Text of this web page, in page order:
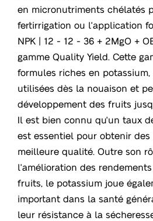
en micronutriments chélatés
fertirrigation ou l'application
NPK | 12 - 12 - 36 + 2MgO +
gamme Quality Yield. Cette
formules riches en
utilisées dès la nouaison et
développement des fruits
Il est bien connu qu'un taux
est essentiel pour obtenir
meilleure qualité. Outre son
l'amélioration des
fruits, le potassium joue
important dans la santé
leur résistance à la